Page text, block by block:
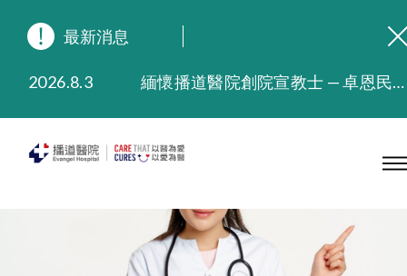
最新消息
2026.8.3
緬懷播道醫院創院宣教士 — 卓恩民醫生香港追思會
2025.9.23
本院在暴雨或颱風警告信號 (包括黑色暴雨及8號或以上熱帶氣旋警告信號) 下，仍會維持有限度服務。如有查詢，可致電2711 5222。